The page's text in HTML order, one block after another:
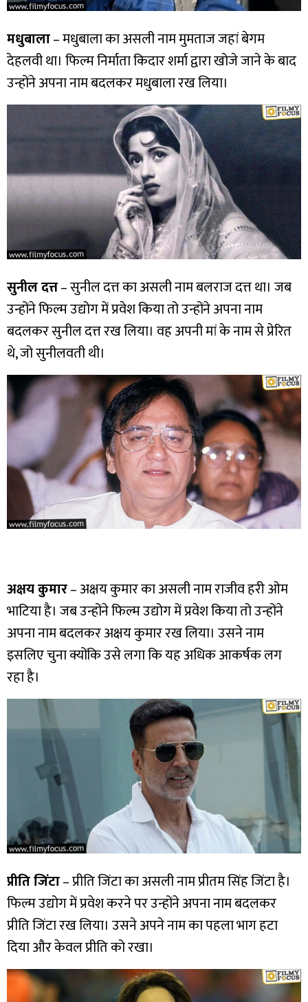
मधुबाला– मधुबाला का असली नाम मुमताज जहां बेगम
देहलवी था। फिल्म निर्माता किदार शर्मा द्वारा खोजे जाने के बाद
उन्होंने अपना नाम बदलकर मधुबाला रख लिया।
सुनील दत्त– सुनील दत्त का असली नाम बलराज दत्त था। जब
उन्होंने फिल्म उद्योग में प्रवेश किया तो उन्होंने अपना नाम
बदलकर सुनील दत्त रख लिया। वह अपनी मां के नाम से प्रेरित
थे, जो सुनीलवती थी।
अक्षय कुमार– अक्षय कुमार का असली नाम राजीव हरी ओम
भाटिया है। जब उन्होंने फिल्म उद्योग में प्रवेश किया तो उन्होंने
अपना नाम बदलकर अक्षय कुमार रख लिया। उसने नाम
इसलिए चुना क्योंकि उसे लगा कि यह अधिक आकर्षक लग
रहा है।
प्रीति जिंटा– प्रीति जिंटा का असली नाम प्रीतम सिंह जिंटा है।
फिल्म उद्योग में प्रवेश करने पर उन्होंने अपना नाम बदलकर
प्रीति जिंटा रख लिया। उसने अपने नाम का पहला भाग हटा
दिया और केवल प्रीति को रखा।